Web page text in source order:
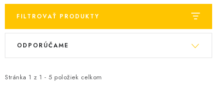
Moja objednávka
Formulár na odstúpenie od zmluvy
Formulár na reklamáciu tovaru
FILTROVAŤ PRODUKTY
V
i
Stránka 1 z 1 - 5 položiek celkom
R
e
ODPORÚČAME